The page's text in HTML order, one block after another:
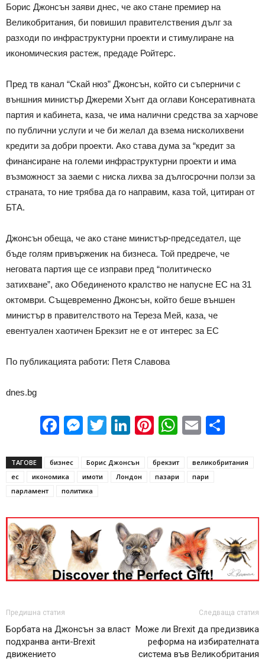
Борис Джонсън заяви днес, че ако стане премиер на
Великобритания, би повишил правителствения дълг за
разходи по инфраструктурни проекти и стимулиране на
икономическия растеж, предаде Ройтерс.
Пред тв канал “Скай нюз” Джонсън, който си съперничи с
външния министър Джереми Хънт да оглави Консеративната
партия и кабинета, каза, че има налични средства за харчове
по публични услуги и че би желал да взема нисколихвени
кредити за добри проекти. Ако става дума за “кредит за
финансиране на големи инфраструктурни проекти и има
възможност за заеми с ниска лихва за дългосрочни ползи за
страната, то ние трябва да го направим, каза той, цитиран от
БТА.
Джонсън обеща, че ако стане министър-председател, ще
бъде голям привърженик на бизнеса. Той предрече, че
неговата партия ще се изправи пред “политическо
затихване”, ако Обединеното кралство не напусне ЕС на 31
октомври. Същевременно Джонсън, който беше външен
министър в правителството на Тереза Мей, каза, че
евентуален хаотичен Брекзит не е от интерес за ЕС
По публикацията работи: Петя Славова
dnes.bg
Facebook
Messenger
Twitter
LinkedIn
Pinterest
WhatsApp
Email
ТАГОВЕ бизнес Борис Джонсън брекзит
великобритания
ес
икономика имоти Лондон пазари
пари
парламент
политика
Предишна статия
Борбата на Джонсън за власт
подхранва анти-Brexit
движението
Следваща статия
Може ли Brexit да предизвика
реформа на избирателната
система във Великобритания